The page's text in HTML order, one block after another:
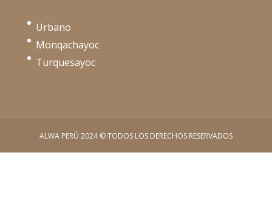
Urbano
Monqachayoc
Turquesayoc
ALWA PERÚ 2024 © TODOS LOS DERECHOS RESERVADOS